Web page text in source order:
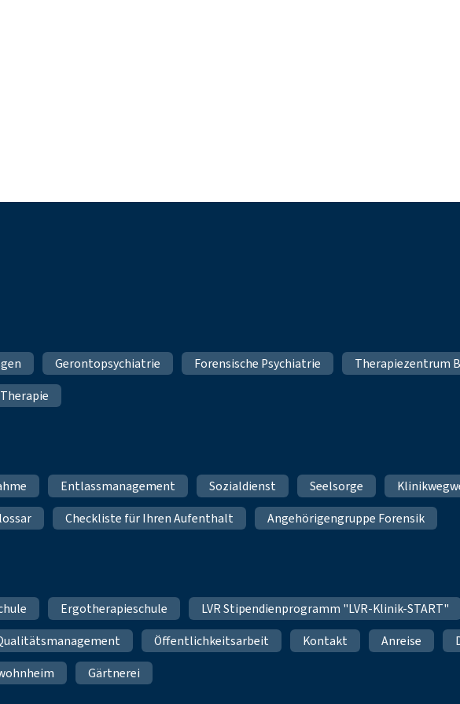
Gerontopsychiatrie Forensische Psychiatrie
Therapiezentrum
Therapie
Entlassmanagement Sozialdienst Seelsorge
Checkliste für Ihren Aufenthalt Angehörigengruppe Forensik
Ergotherapieschule
LVR Stipendienprogramm "LVR-Klinik-START"
Öffentlichkeitsarbeit Kontakt Anreise
Gärtnerei